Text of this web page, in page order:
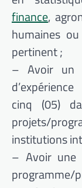
finance,
humaines
pertinent ;
– Avoir un
cinq (05)
projets/
institutions
– Avoir une
programme/